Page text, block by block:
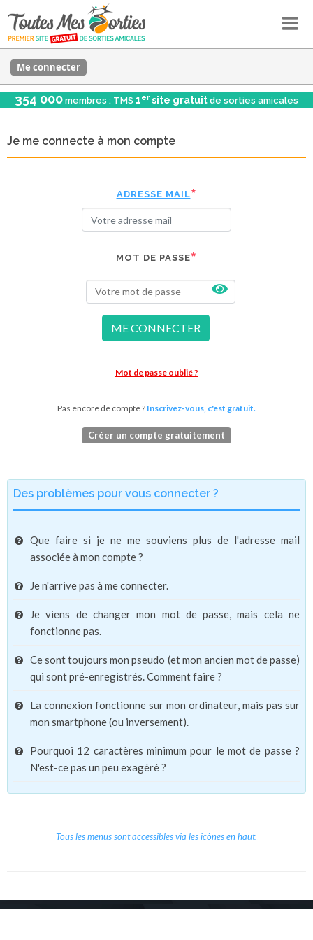
Me connecter
354 000 membres : TMS 1er site gratuit de sorties amicales
Je me connecte à mon compte
ADRESSE MAIL
MOT DE PASSE
ME CONNECTER
Mot de passe oublié ?
Pas encore de compte ? Inscrivez-vous, c'est gratuit.
Créer un compte gratuitement
Des problèmes pour vous connecter ?
Que faire si je ne me souviens plus de l'adresse mail
associée à mon compte ?
Je n'arrive pas à me connecter.
Je viens de changer mon mot de passe, mais cela ne
fonctionne pas.
Ce sont toujours mon pseudo (et mon ancien mot de passe)
qui sont pré-enregistrés. Comment faire ?
La connexion fonctionne sur mon ordinateur, mais pas sur
mon smartphone (ou inversement).
Pourquoi 12 caractères minimum pour le mot de passe ?
N'est-ce pas un peu exagéré ?
Tous les menus sont accessibles via les icônes en haut.